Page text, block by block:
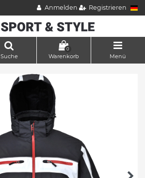
Anmelden Registrieren
Suche
0
Warenkorb Menü